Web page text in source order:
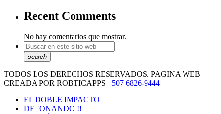
Recent Comments
No hay comentarios que mostrar.
search
TODOS LOS DERECHOS RESERVADOS. PAGINA WEB
CREADA POR ROBTICAPPS +507 6826-9444
EL DOBLE IMPACTO
DETONANDO !!